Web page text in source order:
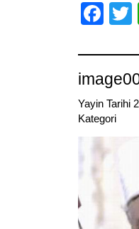
Yayin Tarihi
Kategori